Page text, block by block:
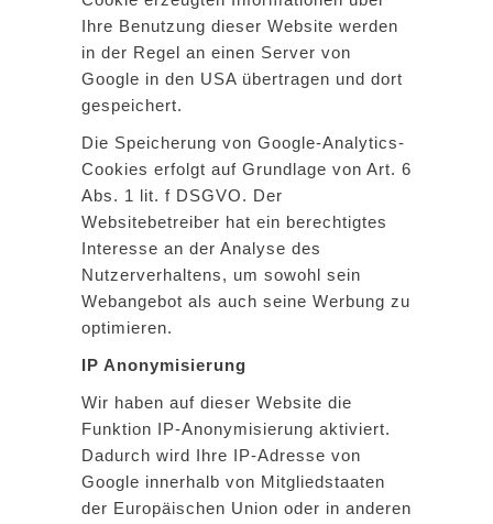
Ihre Benutzung dieser Website werden
in der Regel an einen Server von
Google in den USA übertragen und dort
gespeichert.
Die Speicherung von Google-Analytics-
Cookies erfolgt auf Grundlage von Art. 6
Abs. 1 lit. f DSGVO. Der
Websitebetreiber hat ein berechtigtes
Interesse an der Analyse des
Nutzerverhaltens, um sowohl sein
Webangebot als auch seine Werbung zu
optimieren.
IP Anonymisierung
Wir haben auf dieser Website die
Funktion IP-Anonymisierung aktiviert.
Dadurch wird Ihre IP-Adresse von
Google innerhalb von Mitgliedstaaten
der Europäischen Union oder in anderen